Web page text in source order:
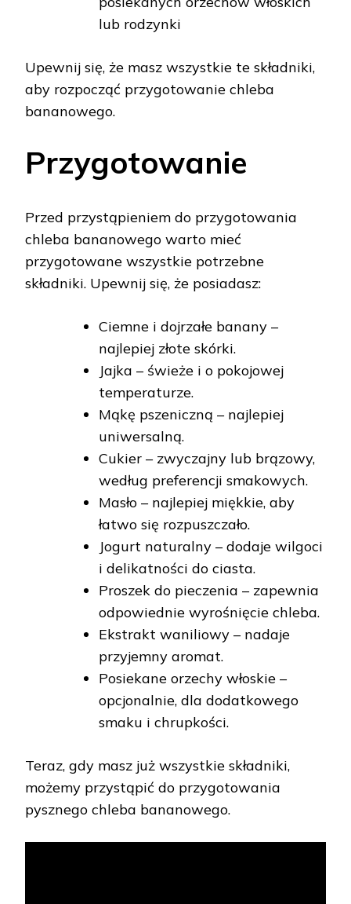
lub rodzynki
Upewnij się, że masz wszystkie te składniki,
aby rozpocząć przygotowanie chleba
bananowego.
Przygotowanie
Przed przystąpieniem do przygotowania
chleba bananowego warto mieć
przygotowane wszystkie potrzebne
składniki. Upewnij się, że posiadasz:
Ciemne i dojrzałe banany –
najlepiej złote skórki.
Jajka – świeże i o pokojowej
temperaturze.
Mąkę pszeniczną – najlepiej
uniwersalną.
Cukier – zwyczajny lub brązowy,
według preferencji smakowych.
Masło – najlepiej miękkie, aby
łatwo się rozpuszczało.
Jogurt naturalny – dodaje wilgoci
i delikatności do ciasta.
Proszek do pieczenia – zapewnia
odpowiednie wyrośnięcie chleba.
Ekstrakt waniliowy – nadaje
przyjemny aromat.
Posiekane orzechy włoskie –
opcjonalnie, dla dodatkowego
smaku i chrupkości.
Teraz, gdy masz już wszystkie składniki,
możemy przystąpić do przygotowania
pysznego chleba bananowego.